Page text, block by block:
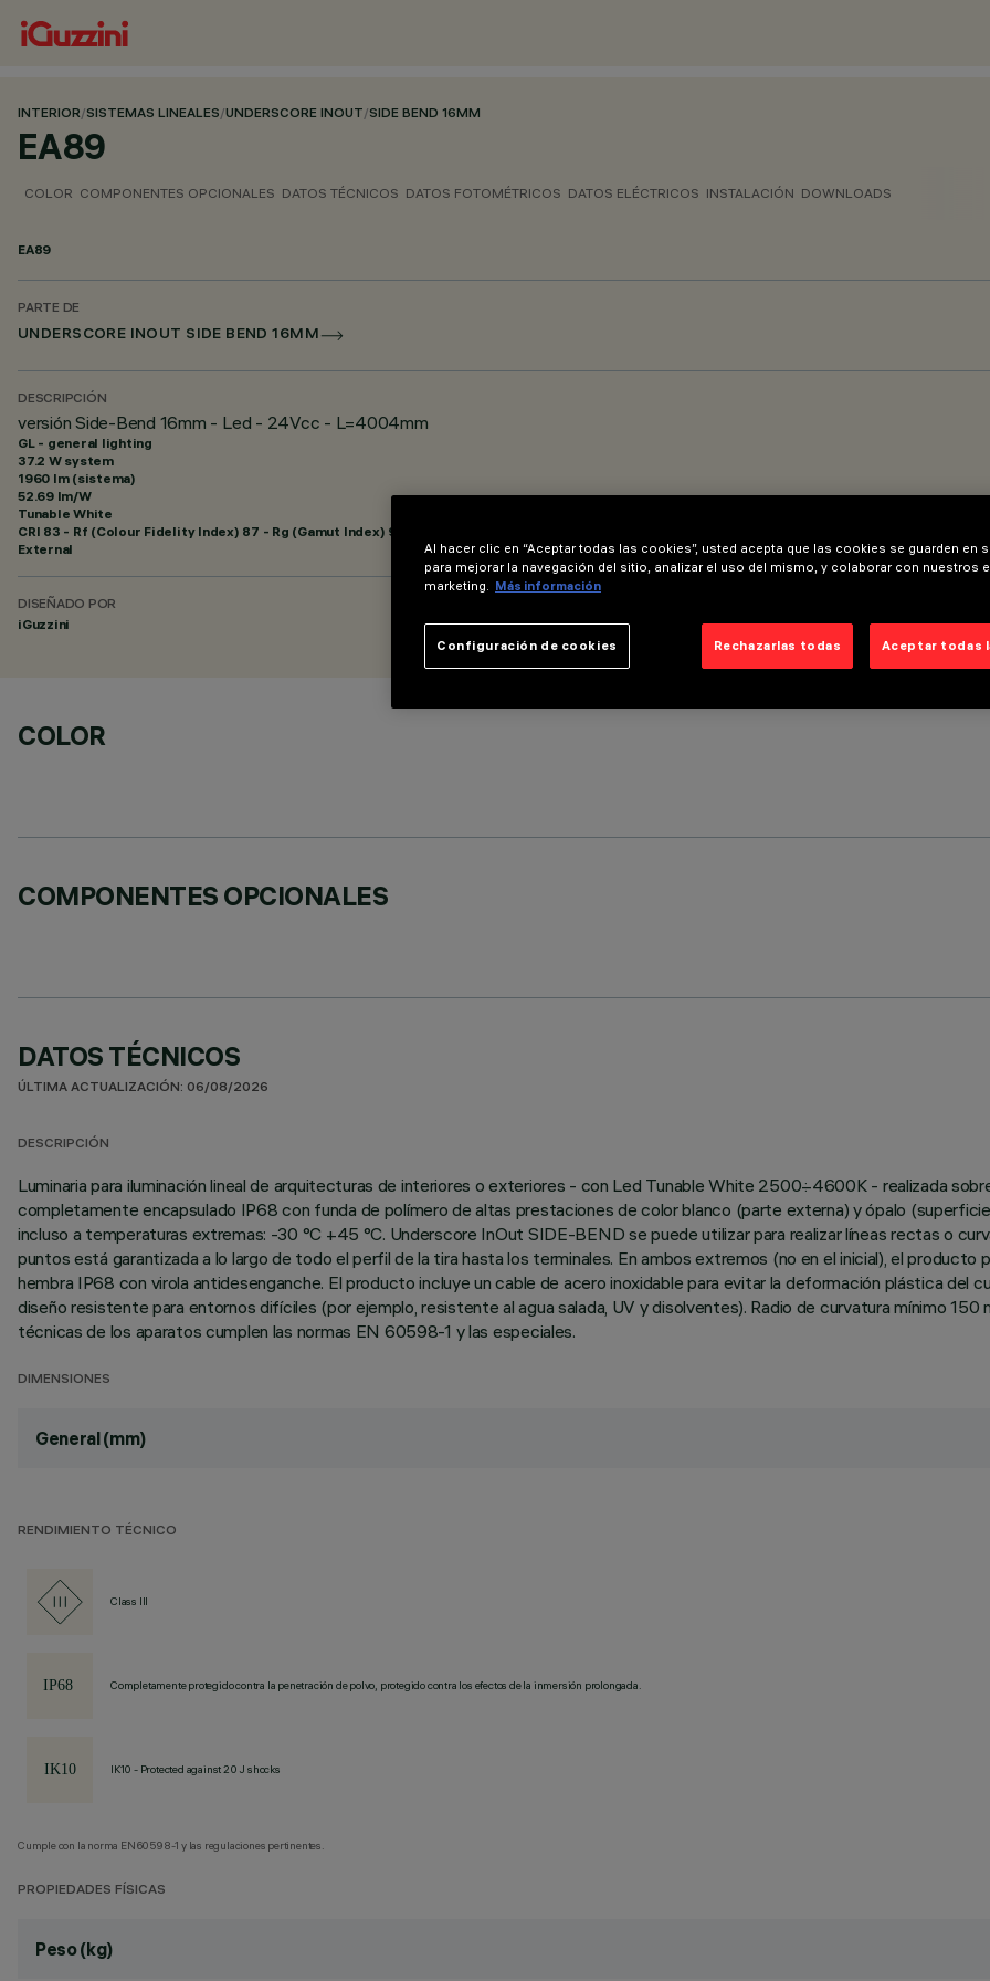
INTERIOR/SISTEMAS LINEALES/UNDERSCORE INOUT/SIDE BEND 16MM
EA89
COLOR COMPONENTES OPCIONALES DATOS TÉCNICOS DATOS FOTOMÉTRICOS DATOS ELÉCTRICOS INSTALACIÓN DOWNLOADS
EA89
PARTE DE
UNDERSCORE INOUT SIDE BEND 16MM
DESCRIPCIÓN
versión Side-Bend 16mm - Led - 24Vcc - L=4004mm
GL - general lighting
37.2 W system
1960 lm (sistema)
52.69 lm/W
Tunable White
CRI 83 - Rf (Colour Fidelity Index) 87 - Rg (Gamut Index) 97
External
DISEÑADO POR
iGuzzini
COLOR
COMPONENTES OPCIONALES
DATOS TÉCNICOS
ÚLTIMA ACTUALIZACIÓN: 06/08/2026
DESCRIPCIÓN
Luminaria para iluminación lineal de arquitecturas de interiores o exteriores - con Led Tunable White 2500÷4600K - realizada
completamente encapsulado IP68 con funda de polímero de altas prestaciones de color blanco (parte externa) y ópalo
incluso a temperaturas extremas: -30 °C +45 °C. Underscore InOut SIDE-BEND se puede utilizar para realizar líneas rectas o
puntos está garantizada a lo largo de todo el perfil de la tira hasta los terminales. En ambos extremos (no en el inicial), el
hembra IP68 con virola antidesenganche. El producto incluye un cable de acero inoxidable para evitar la deformación plástica del
diseño resistente para entornos difíciles (por ejemplo, resistente al agua salada, UV y disolventes). Radio de curvatura mínimo
técnicas de los aparatos cumplen las normas EN 60598-1 y las especiales.
DIMENSIONES
General (mm)
RENDIMIENTO TÉCNICO
Class III
Completamente protegido contra la penetración de polvo, protegido contra los efectos de la inmersión prolongada.
IK10 - Protected against 20 J shocks
Cumple con la norma EN60598-1 y las regulaciones pertinentes.
PROPIEDADES FÍSICAS
Peso (kg)
Al hacer clic en “Aceptar todas las cookies”, usted acepta que las cookies se guarden en
para mejorar la navegación del sitio, analizar el uso del mismo, y colaborar con nuestros
marketing. Más información
Rechazarlas todas Aceptar todas
Configuración de cookies